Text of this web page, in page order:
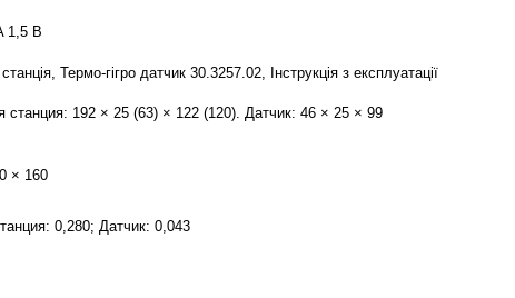
1,5 В
Термо-гігро датчик 30.3257.02, Інструкція з експлуатації
станция: 192 × 25 (63) × 122 (120). Датчик: 46 × 25 × 99
× 160
0,280; Датчик: 0,043